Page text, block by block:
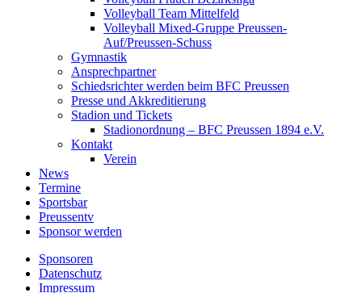
Volleyball Team Mittelfeld
Volleyball Mixed-Gruppe Preussen-
Auf/Preussen-Schuss
Gymnastik
Ansprechpartner
Schiedsrichter werden beim BFC Preussen
Presse und Akkreditierung
Stadion und Tickets
Stadionordnung – BFC Preussen 1894 e.V.
Kontakt
Verein
News
Termine
Sportsbar
Preussentv
Sponsor werden
Sponsoren
Datenschutz
Impressum